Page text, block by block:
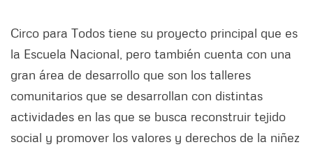
Circo para Todos tiene su proyecto principal que es
la Escuela Nacional, pero también cuenta con una
gran área de desarrollo que son los talleres
comunitarios que se desarrollan con distintas
actividades en las que se busca reconstruir tejido
social y promover los valores y derechos de la niñez